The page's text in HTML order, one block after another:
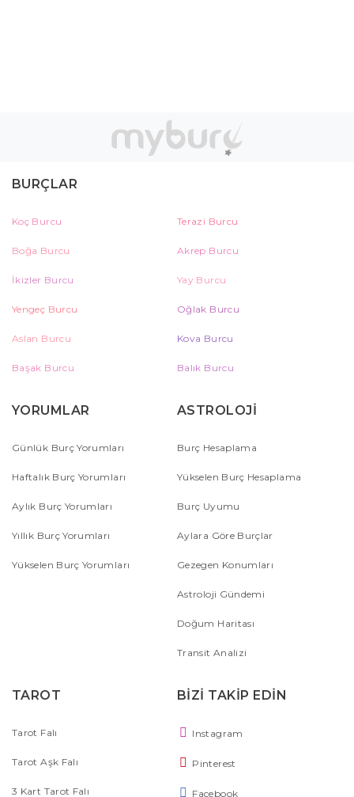
BURÇLAR
Koç Burcu Terazi Burcu
Boğa Burcu Akrep Burcu
İkizler Burcu Yay Burcu
Yengeç Burcu Oğlak Burcu
Aslan Burcu Kova Burcu
Başak Burcu Balık Burcu
YORUMLAR
Günlük Burç Yorumları
Haftalık Burç Yorumları
Aylık Burç Yorumları
Yıllık Burç Yorumları
Yükselen Burç Yorumları
ASTROLOJİ
Burç Hesaplama
Yükselen Burç Hesaplama
Burç Uyumu
Aylara Göre Burçlar
Gezegen Konumları
Astroloji Gündemi
Doğum Haritası
Transit Analizi
TAROT
Tarot Falı
Tarot Aşk Falı
3 Kart Tarot Falı
BİZİ TAKİP EDİN
Instagram
Pinterest
Facebook